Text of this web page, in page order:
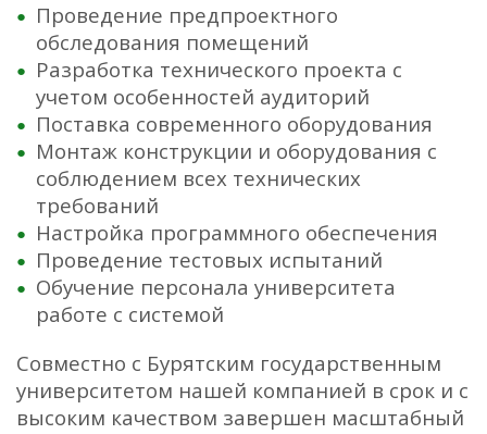
Проведение предпроектного
обследования помещений
Разработка технического проекта с
учетом особенностей аудиторий
Поставка современного оборудования
Монтаж конструкции и оборудования с
соблюдением всех технических
требований
Настройка программного обеспечения
Проведение тестовых испытаний
Обучение персонала университета
работе с системой
Совместно с Бурятским государственным
университетом нашей компанией в срок и с
высоким качеством завершен масштабный